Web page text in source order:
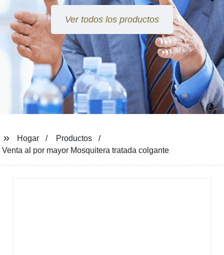
Ver todos los productos
Hogar
Productos
Venta al por mayor Mosquitera tratada colgante